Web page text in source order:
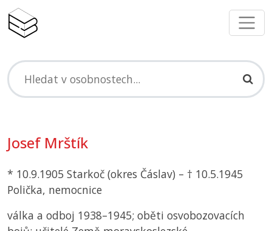
Josef Mrštík
* 10.9.1905 Starkoč (okres Čáslav) – † 10.5.1945
Polička, nemocnice
válka a odboj 1938–1945; oběti osvobozovacích